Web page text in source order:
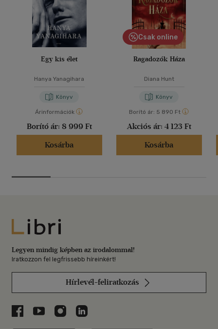
Egy kis élet
Hanya Yanagihara
Könyv
Árinformációk
Borító ár: 8 999 Ft
Kosárba
Csak online
Ragadozók Háza
Diana Hunt
Könyv
Borító ár: 5 890 Ft
Akciós ár: 4 123 Ft
Kosárba
Libri
Legyen mindig képben az irodalommal!
Iratkozzon fel legfrissebb híreinkért!
Hírlevél-feliratkozás
Libri a Facebookon
Libri a Youtube-on
Libri az Instagramon
Libri a LinkedInen